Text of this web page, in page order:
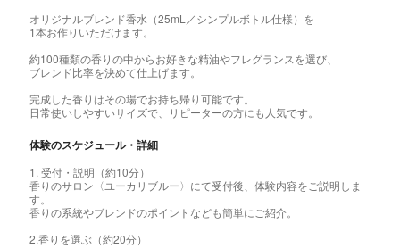
オリジナルブレンド香水（25mL／シンプルボトル仕様）を
1本お作りいただけます。
約100種類の香りの中からお好きな精油やフレグランスを選び、
ブレンド比率を決めて仕上げます。
完成した香りはその場でお持ち帰り可能です。
日常使いしやすいサイズで、リピーターの方にも人気です。
体験のスケジュール・詳細
1. 受付・説明（約10分）
香りのサロン〈ユーカリブルー〉にて受付後、体験内容をご説明しま
す。
香りの系統やブレンドのポイントなども簡単にご紹介。
2.香りを選ぶ（約20分）